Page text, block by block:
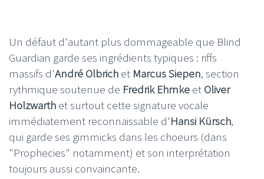
Un défaut d'autant plus dommageable que Blind
Guardian garde ses ingrédients typiques : riffs
massifs d'André Olbrich et Marcus Siepen, section
rythmique soutenue de Fredrik Ehmke et Oliver
Holzwarth et surtout cette signature vocale
immédiatement reconnaissable d'Hansi Kürsch,
qui garde ses gimmicks dans les choeurs (dans
"Prophecies" notamment) et son interprétation
toujours aussi convaincante.